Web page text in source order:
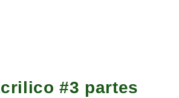
#3 partes